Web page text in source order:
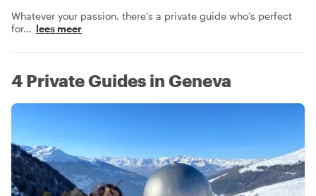
Whatever your passion, there’s a private guide who’s perfect
for... lees meer
4 Private Guides in Geneva